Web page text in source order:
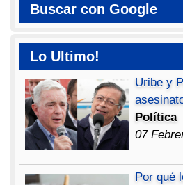
Buscar con Google
Lo Ultimo!
Uribe y
Política
07
Por qué